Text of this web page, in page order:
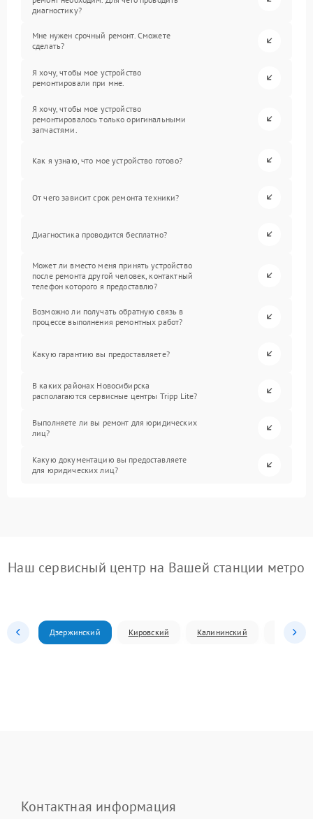
диагностику?
Мне нужен срочный ремонт. Сможете
сделать?
Я хочу, чтобы мое устройство
ремонтировали при мне.
Я хочу, чтобы мое устройство
ремонтировалось только оригинальными
запчастями.
Как я узнаю, что мое устройство готово?
От чего зависит срок ремонта техники?
Диагностика проводится бесплатно?
Может ли вместо меня принять устройство
после ремонта другой человек, контактный
телефон которого я предоставлю?
Возможно ли получать обратную связь в
процессе выполнения ремонтных работ?
Какую гарантию вы предоставляете?
В каких районах Новосибирска
располагаются сервисные центры Tripp Lite?
Выполняете ли вы ремонт для юридических
лиц?
Какую документацию вы предоставляете
для юридических лиц?
Наш сервисный центр на Вашей станции метро
Дзержинский Кировский Калининский
Контактная информация